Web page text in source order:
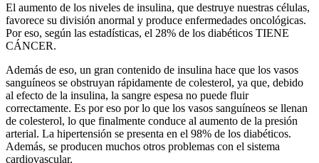
El aumento de los niveles de insulina, que destruye nuestras células,
favorece su división anormal y produce enfermedades oncológicas.
Por eso, según las estadísticas, el 28% de los diabéticos TIENE
CÁNCER.
Además de eso, un gran contenido de insulina hace que los vasos
sanguíneos se obstruyan rápidamente de colesterol, ya que, debido
al efecto de la insulina, la sangre espesa no puede fluir
correctamente. Es por eso por lo que los vasos sanguíneos se llenan
de colesterol, lo que finalmente conduce al aumento de la presión
arterial. La hipertensión se presenta en el 98% de los diabéticos.
Además, se producen muchos otros problemas con el sistema
cardiovascular.